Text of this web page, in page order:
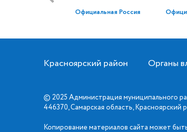
Официальная Россия
Красноярский район Органы
© 2025 Администрация муниципального
446370, Самарская область,
Копирование материалов сайта может